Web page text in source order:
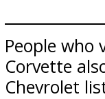
People who
Corvette
Chevrolet